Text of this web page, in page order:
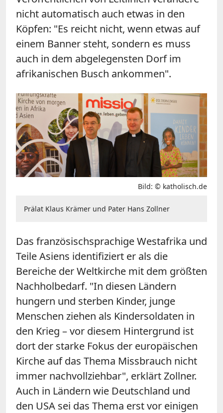
nicht automatisch auch etwas in den
Köpfen: "Es reicht nicht, wenn etwas auf
einem Banner steht, sondern es muss
auch in dem abgelegensten Dorf im
afrikanischen Busch ankommen".
Bild: © katholisch.de
Prälat Klaus Krämer und Pater Hans Zollner
Das französischsprachige Westafrika und
Teile Asiens identifiziert er als die
Bereiche der Weltkirche mit dem größten
Nachholbedarf. "In diesen Ländern
hungern und sterben Kinder, junge
Menschen ziehen als Kindersoldaten in
den Krieg – vor diesem Hintergrund ist
dort der starke Fokus der europäischen
Kirche auf das Thema Missbrauch nicht
immer nachvollziehbar", erklärt Zollner.
Auch in Ländern wie Deutschland und
den USA sei das Thema erst vor einigen